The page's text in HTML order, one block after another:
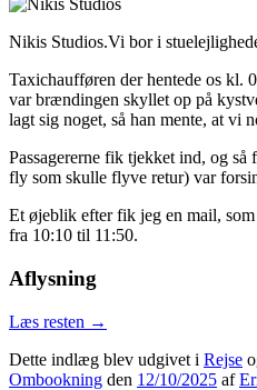
Nikis Studios.Vi bor i
Taxichaufføren der hentede os kl.
var brændingen skyllet op på
lagt sig noget, så han mente, at vi
Passagererne fik tjekket ind, og
fly som skulle flyve retur) var
Et øjeblik efter fik jeg en mail,
fra 10:10 til 11:50.
Aflysning
Læs resten →
Dette indlæg blev udgivet i Rejse
Ombookning den 12/10/2025 af